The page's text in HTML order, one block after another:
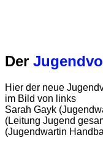
Der
Hier der neue
im Bild von links
Sarah Gayk
(Leitung Jugend
(Jugendwartin